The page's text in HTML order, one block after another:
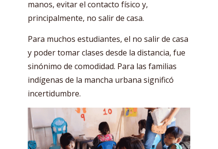
manos, evitar el contacto físico y,
principalmente, no salir de casa.
Para muchos estudiantes, el no salir de casa
y poder tomar clases desde la distancia, fue
sinónimo de comodidad. Para las familias
indígenas de la mancha urbana significó
incertidumbre.